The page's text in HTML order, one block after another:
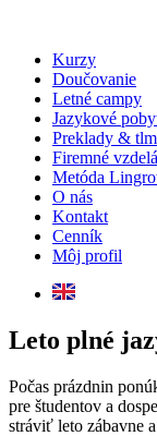
Kurzy
Doučovanie
Letné campy
Jazykové
Preklady &
Firemné
Metóda
O nás
Kontakt
Cenník
Môj profil
Leto plné
Počas prázdnin
pre študentov a
stráviť leto zábavne